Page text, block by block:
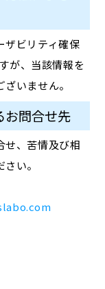
ザビリティ確保
が、当該情報を
いません。
お問合せ先
せ、苦情及び相
い。